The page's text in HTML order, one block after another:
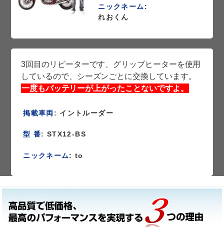
ニックネーム :
れおくん
3回目のリピーターです、グリップヒーターを使用
しているので、シーズンごとに交換しています。
一度もバッテリーが上がったことないですよ。
掲載車両: イントルーダー
型 番: STX12-BS
ニックネーム: to